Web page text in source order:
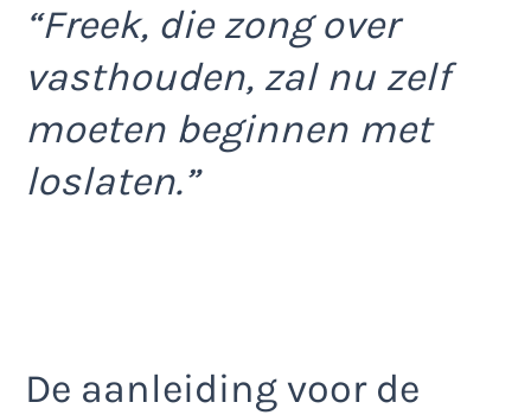
“Freek, die zong over
vasthouden, zal nu zelf
moeten beginnen met
loslaten.”
De aanleiding voor de